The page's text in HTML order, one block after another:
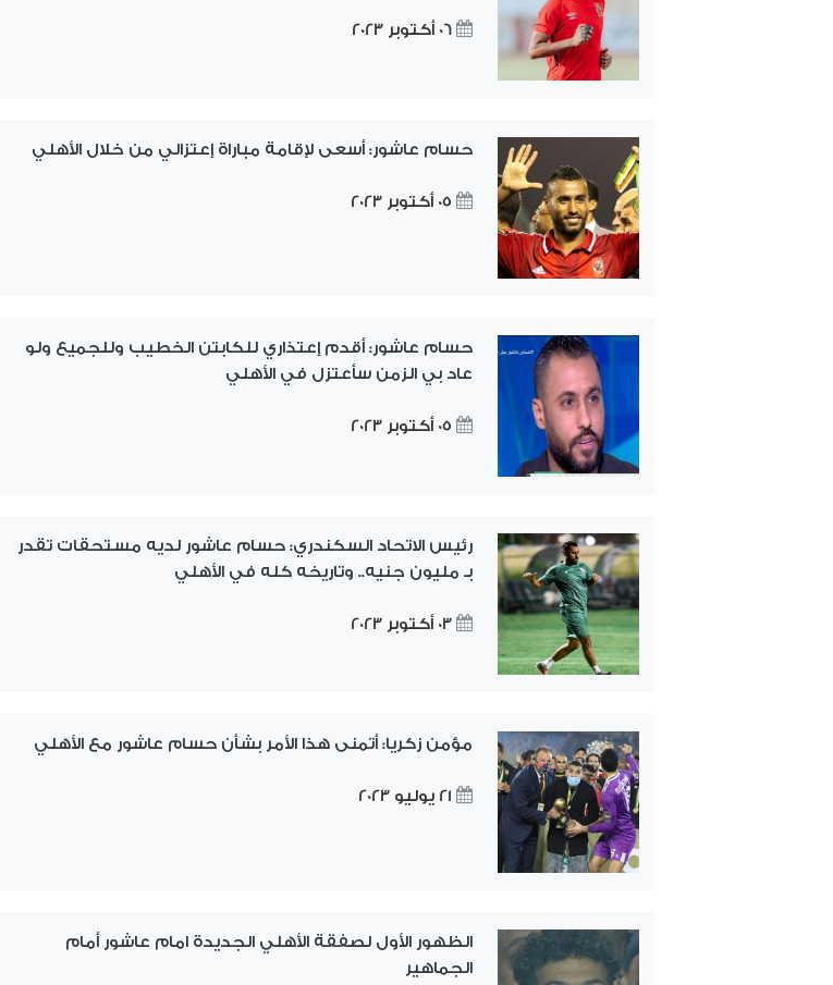
06 أكتوبر 2023
حسام عاشور: أسعى لإقامة مباراة إعتزالي من خلال الأهلي
05 أكتوبر 2023
حسام عاشور: أقدم إعتذاري للكابتن الخطيب وللجميع ولو
عاد بي الزمن سأعتزل في الأهلي
05 أكتوبر 2023
رئيس الاتحاد السكندري: حسام عاشور لديه مستحقات تقدر
بـ مليون جنيه.. وتاريخه كله في الأهلي
03 أكتوبر 2023
مؤمن زكريا: أتمنى هذا الأمر بشأن حسام عاشور مع الأهلي
21 يوليو 2023
الظهور الأول لصفقة الأهلي الجديدة امام عاشور أمام
الجماهير